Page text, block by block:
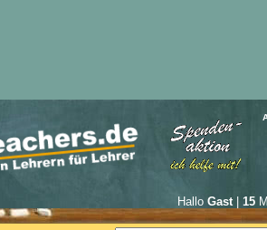
Hallo Gast| 15